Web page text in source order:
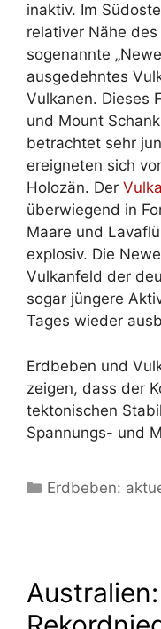
inaktiv. Im
relativer Nähe
sogenannte
ausgedehntes
Vulkanen. Dieses
und Mount
betrachtet sehr
ereigneten sich
Holozän. Der
überwiegend in
Maare und
explosiv. Die
Vulkanfeld der
sogar jüngere
Tages wieder
Erdbeben und
zeigen, dass der
tektonischen
Spannungs- und
Kategorien
Erdbeben:
Australien: